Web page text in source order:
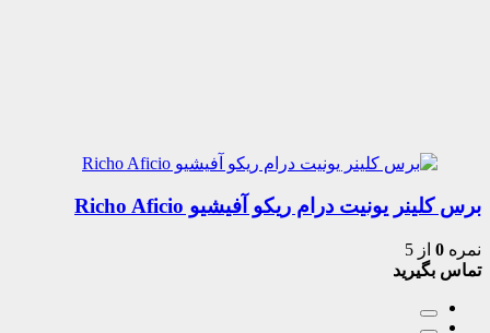
برس کلینر یونیت درام ریکو آفیشیو Richo Aficio
نمره 0 از 5
تماس بگیرید